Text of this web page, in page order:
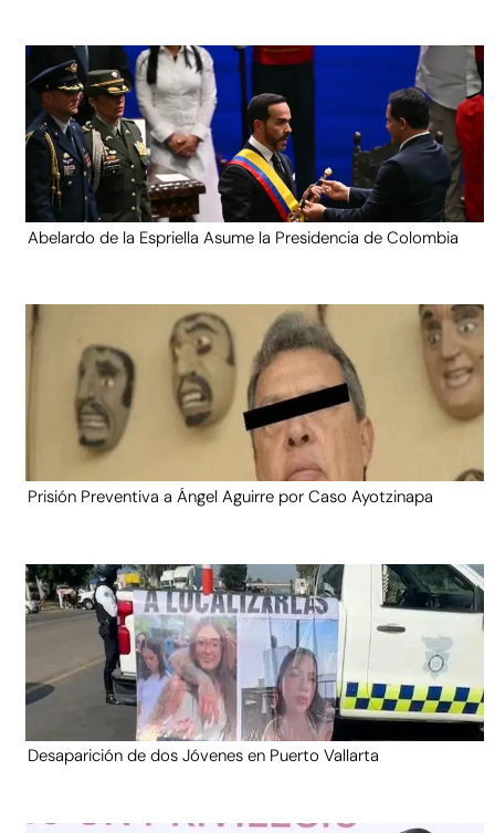
Abelardo de la Espriella Asume la Presidencia de Colombia
Prisión Preventiva a Ángel Aguirre por Caso Ayotzinapa
Desaparición de dos Jóvenes en Puerto Vallarta